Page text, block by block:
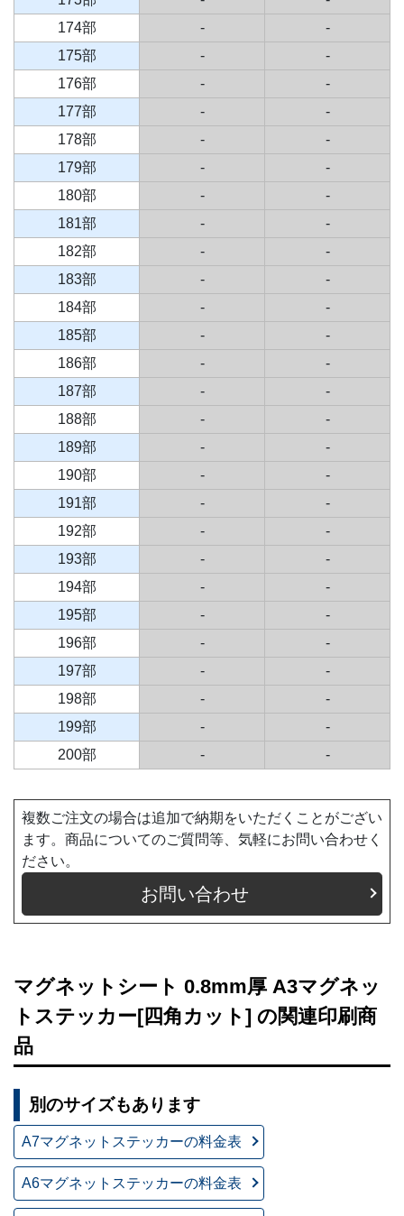
174部
-
-
175部
-
-
176部
-
-
177部
-
-
178部
-
-
179部
-
-
180部
-
-
181部
-
-
182部
-
-
183部
-
-
184部
-
-
185部
-
-
186部
-
-
187部
-
-
188部
-
-
189部
-
-
190部
-
-
191部
-
-
192部
-
-
193部
-
-
194部
-
-
195部
-
-
196部
-
-
197部
-
-
198部
-
-
199部
-
-
200部
- -
お問い合わせ
複数ご注文の場合は追加で納期をいただくことがござい
ます。商品についてのご質問等、気軽にお問い合わせく
ださい。
マグネットシート 0.8mm厚 A3マグネッ
トステッカー[四角カット] の関連印刷商
品
別のサイズもあります
A7マグネットステッカーの料金表
A6マグネットステッカーの料金表